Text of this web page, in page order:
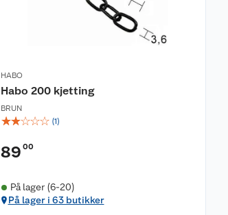
HABO
Habo 200 kjetting
BRUN
☆☆☆☆☆ (1)
89 00
På lager (6-20)
På lager i 63 butikker